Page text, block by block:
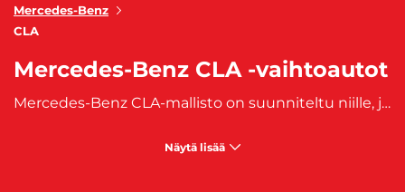
Mercedes-Benz
CLA
Mercedes-Benz CLA -vaihtoautot
Mercedes-Benz CLA-mallisto on suunniteltu niille, jotka arvostavat dynaamista ajokokemusta, mutta eivät halua tinkiä mukavuudesta ja turvallisuudesta. Tämä malli on erinomainen valinta niin kaupunkiajoon kuin pidemmillekin matkoille, ja sen
Näytä lisää